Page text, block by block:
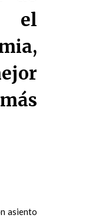
el
asiento